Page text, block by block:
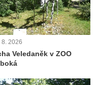
v
8. 2026
Veledaněk v ZOO